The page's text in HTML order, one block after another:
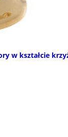
w kształcie